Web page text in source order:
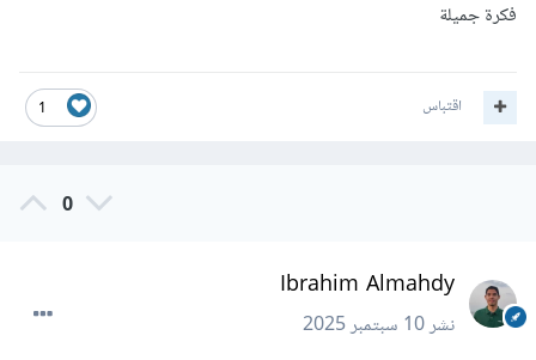
فكرة جميلة
1 اقتباس
0
Ibrahim Almahdy
نشر10 سبتمبر 2025